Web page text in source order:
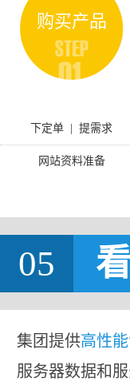
购买产品
下定单 | 提需求
网站资料准备
05
集团提供高性
服务器数据和